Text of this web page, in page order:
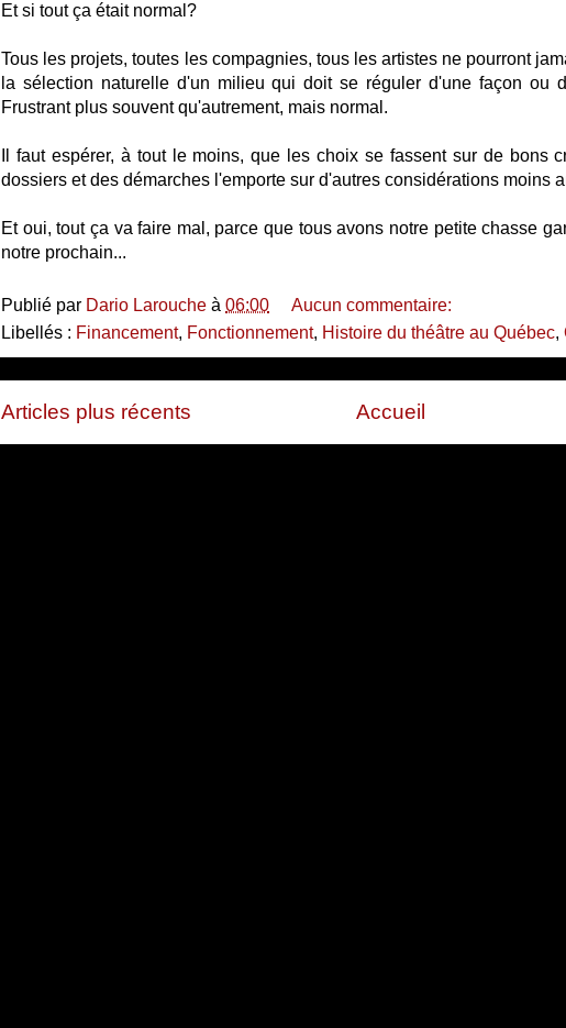
Et si tout ça était normal?
Tous les projets, toutes les compagnies, tous les artistes ne pourront
la sélection naturelle d'un milieu qui doit se réguler d'une façon ou
Frustrant plus souvent qu'autrement, mais normal.
Il faut espérer, à tout le moins, que les choix se fassent sur de bons
dossiers et des démarches l'emporte sur d'autres considérations moins
Et oui, tout ça va faire mal, parce que tous avons notre petite chasse
notre prochain...
Publié par Dario Larouche à 06:00
Aucun commentaire:
Libellés : Financement, Fonctionnement, Histoire du théâtre au Québec,
Articles plus récents Accueil